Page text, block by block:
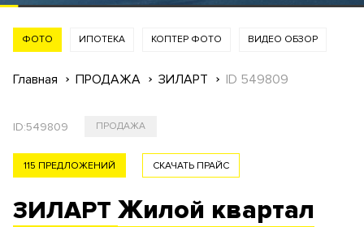
ФОТО ИПОТЕКА КОПТЕР ФОТО ВИДЕО ОБЗОР
Главная ПРОДАЖА ЗИЛАРТ ID 549809
ID:549809 ПРОДАЖА
СКАЧАТЬ ПРАЙС
115 ПРЕДЛОЖЕНИЙ
ЗИЛАРТ Жилой квартал